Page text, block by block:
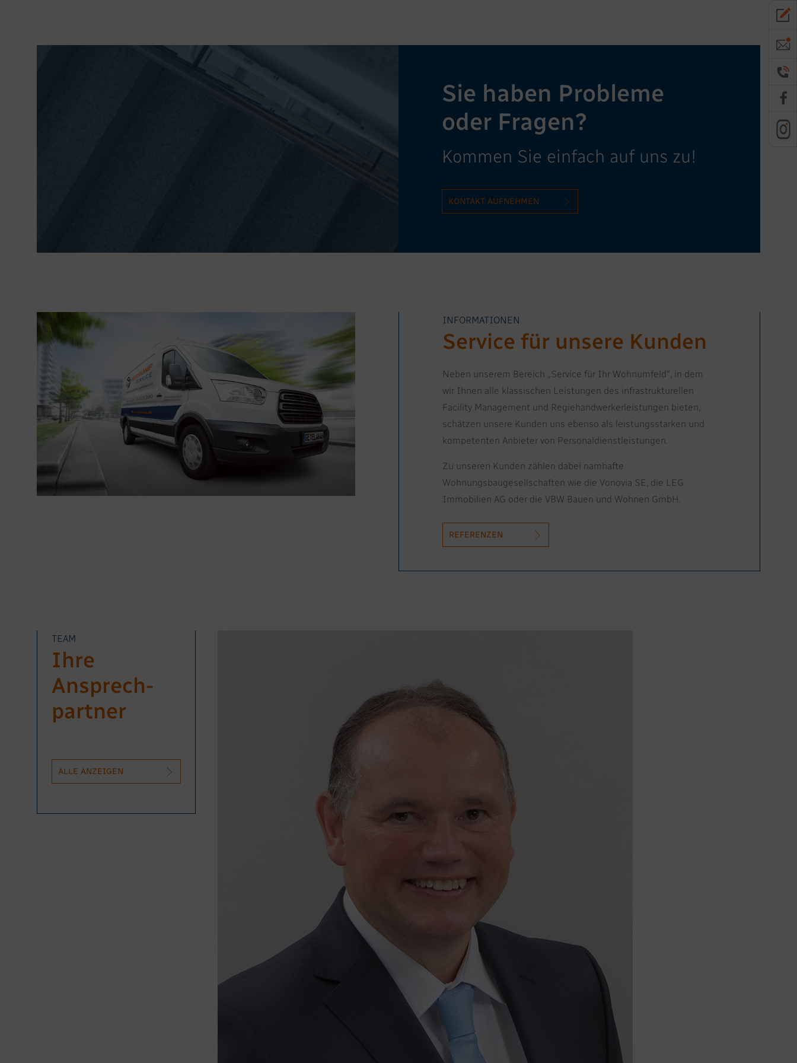
Sie haben Probleme
oder Fragen?
Kommen Sie einfach auf uns zu!
KONTAKT AUFNEHMEN
INFORMATIONEN
Service für unsere Kunden
Neben unserem Bereich „Service für Ihr Wohnumfeld“, in dem
wir Ihnen alle klassischen Leistungen des infrastrukturellen
Facility Management und Regiehandwerkerleistungen bieten,
schätzen unsere Kunden uns ebenso als leistungsstarken und
kompetenten Anbieter von Personaldienstleistungen.
Zu unseren Kunden zählen dabei namhafte
Wohnungsbaugesellschaften wie die Vonovia SE, die LEG
Immobilien AG oder die VBW Bauen und Wohnen GmbH.
REFERENZEN
TEAM
Ihre
Ansprech­
partner
ALLE ANZEIGEN